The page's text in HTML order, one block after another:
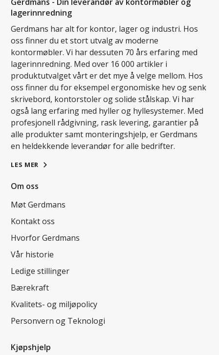
lagerinnredning
Gerdmans har alt for kontor, lager og industri. Hos
oss finner du et stort utvalg av moderne
kontormøbler. Vi har dessuten 70 års erfaring med
lagerinnredning. Med over 16 000 artikler i
produktutvalget vårt er det mye å velge mellom. Hos
oss finner du for eksempel ergonomiske hev og senk
skrivebord, kontorstoler og solide stålskap. Vi har
også lang erfaring med hyller og hyllesystemer. Med
profesjonell rådgivning, rask levering, garantier på
alle produkter samt monteringshjelp, er Gerdmans
en heldekkende leverandør for alle bedrifter.
LES MER
Om oss
Møt Gerdmans
Kontakt oss
Hvorfor Gerdmans
Vår historie
Ledige stillinger
Bærekraft
Kvalitets- og miljøpolicy
Personvern og Teknologi
Kjøpshjelp